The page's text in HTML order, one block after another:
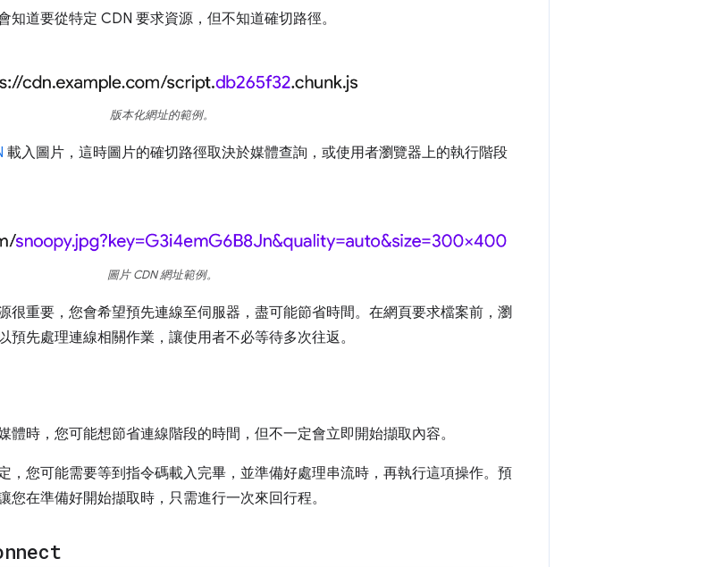
知道要從特定 CDN 要求資源，但不知道確切路徑。
版本化網址的範例。
載入圖片，這時圖片的確切路徑取決於媒體查詢，或使用者瀏覽器上的執行階段
圖片 CDN 網址範例。
很重要，您會希望預先連線至伺服器，盡可能節省時間。在網頁要求檔案前，瀏
預先處理連線相關作業，讓使用者不必等待多次往返。
體時，您可能想節省連線階段的時間，但不一定會立即開始擷取內容。
，您可能需要等到指令碼載入完畢，並準備好處理串流時，再執行這項操作。預
您在準備好開始擷取時，只需進行一次來回行程。